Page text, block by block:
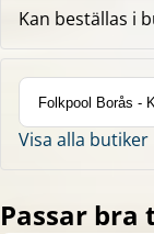
Kan beställas i
Visa alla butiker
Passar bra